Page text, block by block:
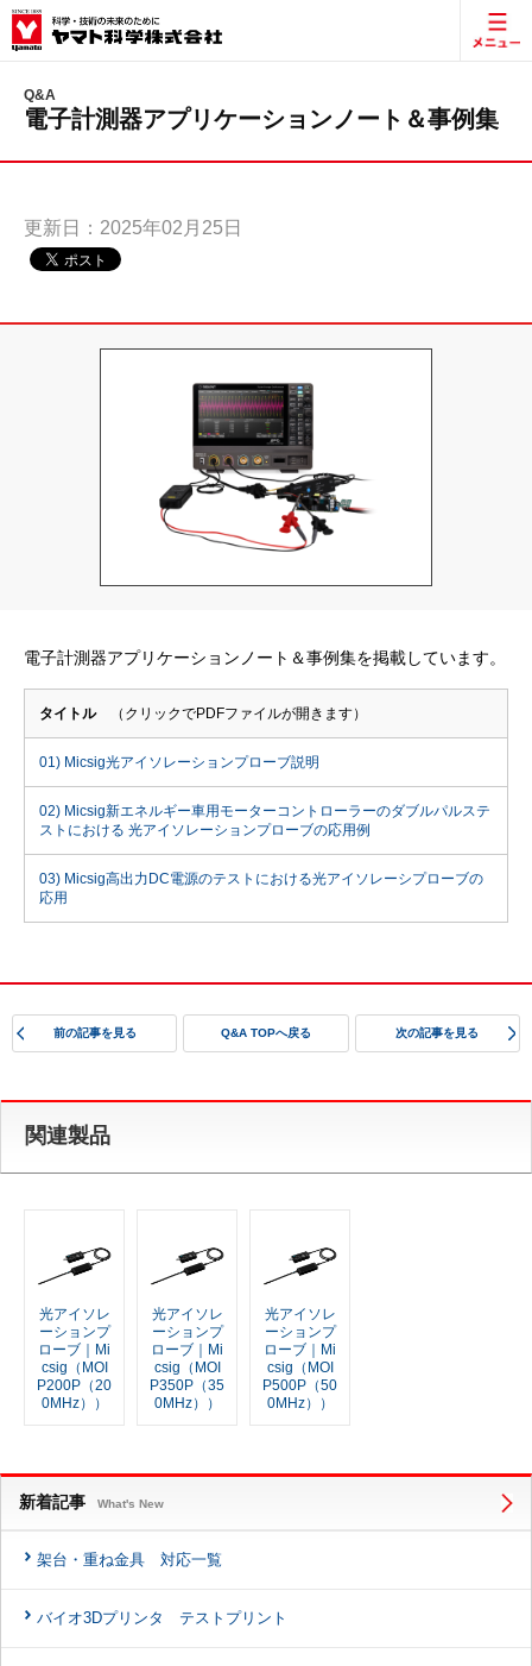
Q&A
電子計測器アプリケーションノート＆事例集
更新日：2025年02月25日
電子計測器アプリケーションノート＆事例集を掲載しています。
タイトル（クリックでPDFファイルが開きます）
01) Micsig光アイソレーションプローブ説明
02) Micsig新エネルギー⾞⽤モーターコントローラーのダブルパルステ
ストにおける 光アイソレーションプローブの応⽤例
03) Micsig⾼出⼒DC電源のテストにおける光アイソレーシプローブの
応⽤
前の記事を見る Q&A TOPへ戻る 次の記事を見る
関連製品
光アイソレ
ーションプ
ローブ｜Mi
csig（MOI
P200P（20
0MHz））
光アイソレ
ーションプ
ローブ｜Mi
csig（MOI
P350P（35
0MHz））
光アイソレ
ーションプ
ローブ｜Mi
csig（MOI
P500P（50
0MHz））
新着記事 What's New
架台・重ね金具 対応一覧
バイオ3Dプリンタ テストプリント